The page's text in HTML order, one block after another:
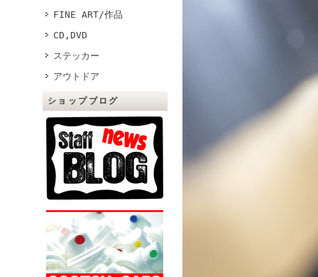
FINE ART/作品
CD,DVD
ステッカー
アウトドア
ショップブログ